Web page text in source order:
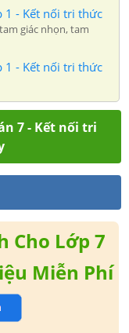
1 - Kết nối tri thức
giác nhọn, tam
1 - Kết nối tri thức
7 - Kết nối tri
Cho Lớp 7
Miễn Phí